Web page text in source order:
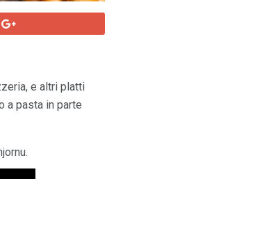
e altri platti
a pasta in parte